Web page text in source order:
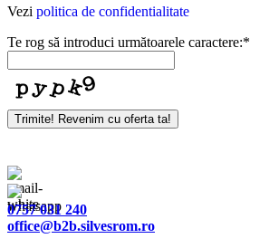
Vezi politica de confidentialitate
Te rog să introduci următoarele caractere:*
Your
Website*
Trimite! Revenim cu oferta ta!
0757 031 240
office@b2b.silvesrom.ro